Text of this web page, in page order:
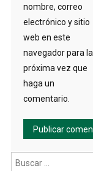
nombre, correo
electrónico y sitio
web en este
navegador para la
próxima vez que
haga un
comentario.